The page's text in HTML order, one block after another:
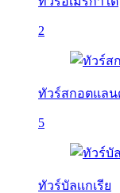
2
ทัวร์สกอตแลน
5
ทัวร์บัลเเกเรีย